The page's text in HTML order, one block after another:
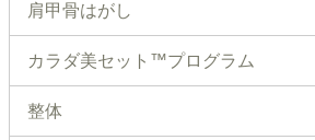
肩甲骨はがし
カラダ美セット™プログラム
整体